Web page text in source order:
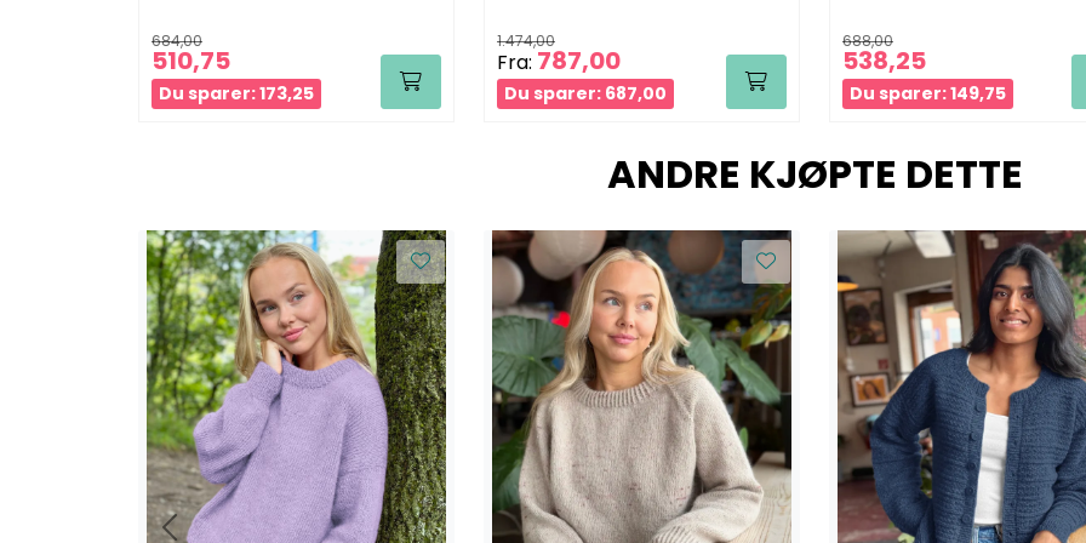
684,00
510,75
Du sparer: 173,25
1.474,00
Fra: 787,00
Du sparer: 687,00
688,00
538,25
Du sparer: 149,75
ANDRE KJØPTE DETTE